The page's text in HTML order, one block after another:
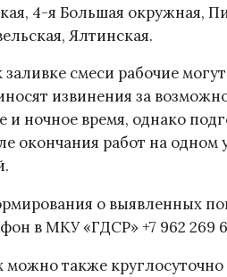
4-я Большая окружная,
Ялтинская.
заливке смеси рабочие
извинения за
и ночное время, однако
окончания работ на одном
о выявленных
в МКУ «ГДСР» +7 962 269
можно также